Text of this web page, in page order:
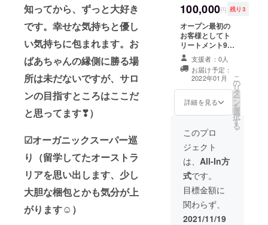
知ってから、ずっと大好き
です。幸せな気持ちと優し
い気持ちに包まれます。お
ばあちゃんの縁側に勝る場
所は未だないですが、サロ
ンの目指すところはここだ
と思ってます❣）
☑オーガニックスーパー巡
り（留学してたオーストラ
リアを思い出します、少し
大胆な梱包とかも気分が上
がります☺）
月〜2023年1月
「法令に基づく
医療、診療行為
ではございませ
ん。 効果には個
人差がございま
すことを予めご
了承くださ
い。」
100,000円 残り3
オープン最初の
お客様としてト
リートメント90
分と前後でゆっ
くりした時間
を (お一人様一
回限り) (一人一
人に合った精油
選びからフット
バスと全身+気に
的にゆっくりト
リートメントし
ます) 有効期限：
2022年1月〜
2023年1月 「法
令に基づく医
療、診療行為で
はございませ
ん。 効果には個
人差がございま
支援者：0人
お届け予定：
2022年01月
詳細を見る
こ
の
リ
タ
ー
ン
を
選
択
す
る
このプロ
ジェクト
は、 All-In方
式です。
目標金額に
関わらず、
2021/11/19